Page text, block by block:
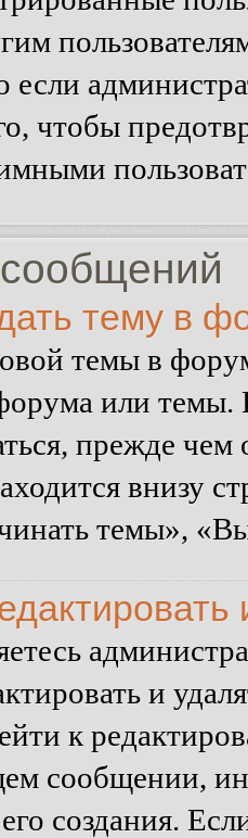
если
чтобы
тему в
темы в
или
прежде
внизу
темы»,
и
к
сообщении,
создания.